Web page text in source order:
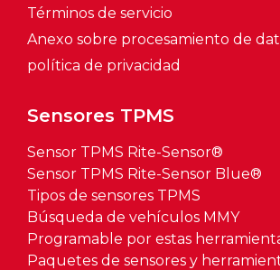
Sensores TPMS
Sensor TPMS Rite-Sensor®
Sensor TPMS Rite-Sensor Blue®
Tipos de sensores TPMS
Búsqueda de vehículos MMY
Programable por estas
Paquetes de sensores y
Términos de servicio
Anexo sobre procesamiento de
política de privacidad